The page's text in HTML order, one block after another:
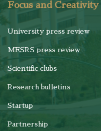
Focus and Creativity
University press review
MESRS press review
Scientific clubs
Research bulletins
Startup
Partnership